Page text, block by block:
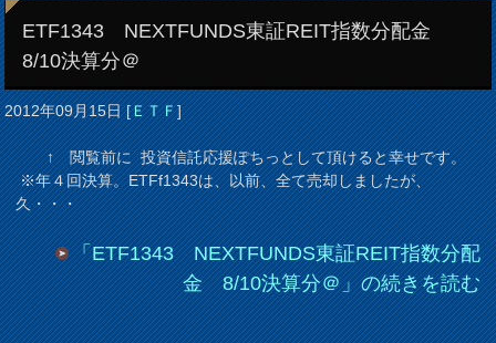
ETF1343 NEXTFUNDS東証REIT指数分配金
8/10決算分＠
2012年09月15日[ＥＴＦ]
↑ 閲覧前に 投資信託応援ぽちっとして頂けると幸せです。
※年４回決算。ETFf1343は、以前、全て売却しましたが、
久・・・
「ETF1343 NEXTFUNDS東証REIT指数分配
金 8/10決算分＠」の続きを読む